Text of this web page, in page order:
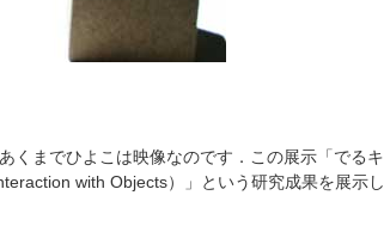
までひよこは映像なのです．この展示「でるキ
with Objects）」という研究成果を展示し